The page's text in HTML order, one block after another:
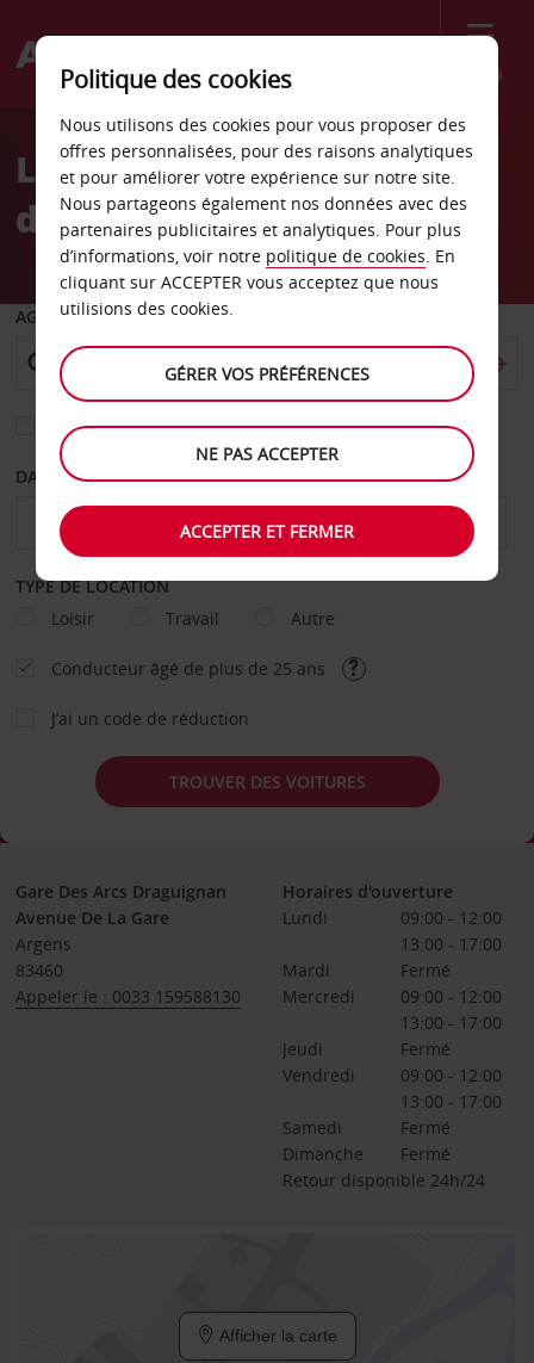
Menu
Welcome
AvisLocation de voiture Gare
des Arcs-Var
AGENCE DE DÉPART
Sélectionnez une autre agence de retour
DATE DE DÉPART DATE DE RETOUR
TYPE DE LOCATION
Loisir
Travail Autre
Conducteur âgé de plus de 25 ans
J’ai un code de réduction
TROUVER DES VOITURES
Gare Des Arcs Draguignan
Avenue De La Gare
Argens
83460
Appeler le : 0033 159588130
Horaires d'ouverture
Lundi
09:00 - 12:00
13:00 - 17:00
Mardi
Fermé
Mercredi
09:00 - 12:00
13:00 - 17:00
Jeudi
Fermé
Vendredi
09:00 - 12:00
13:00 - 17:00
Samedi
Fermé
Dimanche
Fermé
Retour disponible 24h/24
Afficher la carte
Politique des cookies
Nous utilisons des cookies pour vous proposer des
offres personnalisées, pour des raisons analytiques
et pour améliorer votre expérience sur notre site.
Nous partageons également nos données avec des
partenaires publicitaires et analytiques. Pour plus
d’informations, voir notre politique de cookies. En
cliquant sur ACCEPTER vous acceptez que nous
utilisions des cookies.
GÉRER VOS PRÉFÉRENCES
NE PAS ACCEPTER
ACCEPTER ET FERMER